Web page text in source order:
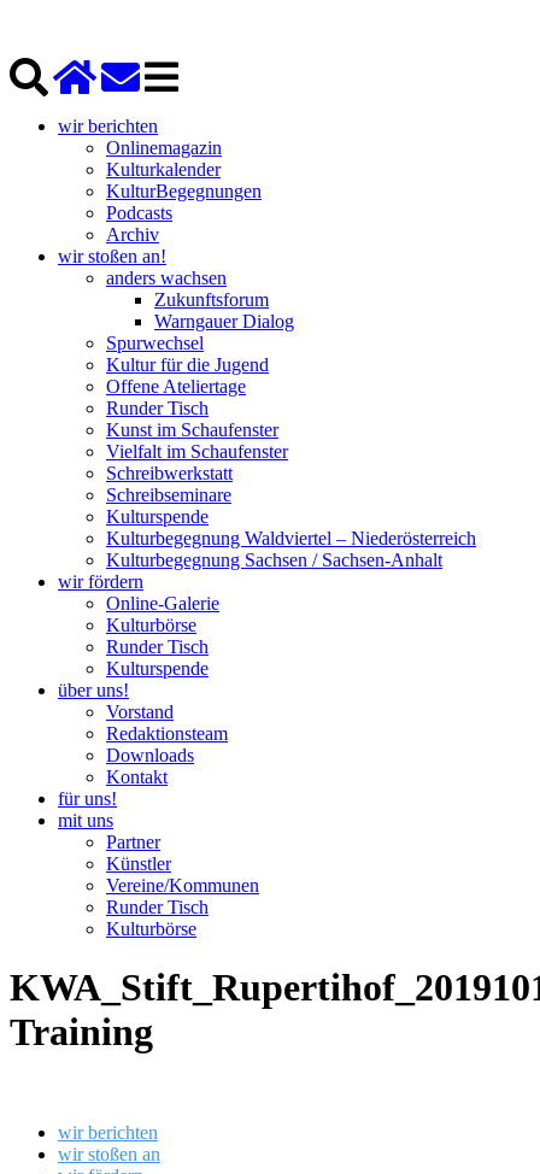
wir berichten
Onlinemagazin
Kulturkalender
KulturBegegnungen
Podcasts
Archiv
wir stoßen an!
anders wachsen
Zukunftsforum
Warngauer Dialog
Spurwechsel
Kultur für die Jugend
Offene Ateliertage
Runder Tisch
Kunst im Schaufenster
Vielfalt im Schaufenster
Schreibwerkstatt
Schreibseminare
Kulturspende
Kulturbegegnung Waldviertel – Niederösterreich
Kulturbegegnung Sachsen / Sachsen-Anhalt
wir fördern
Online-Galerie
Kulturbörse
Runder Tisch
Kulturspende
über uns!
Vorstand
Redaktionsteam
Downloads
Kontakt
für uns!
mit uns
Partner
Künstler
Vereine/Kommunen
Runder Tisch
Kulturbörse
Training
wir berichten
wir stoßen an